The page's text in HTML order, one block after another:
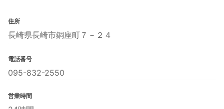
住所
長崎県長崎市銅座町７－２４
電話番号
095-832-2550
営業時間